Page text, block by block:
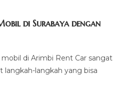
di Surabaya dengan
di Arimbi Rent Car sangat
langkah-langkah yang bisa